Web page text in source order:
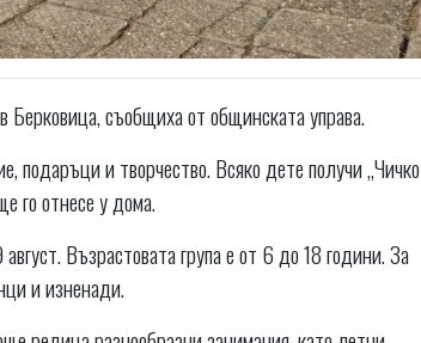
съобщиха от общинската управа.
подаръци и творчество. Всяко дете получи „Чичко
го отнесе у дома.
Възрастовата група е от 6 до 18 години. За
и изненади.